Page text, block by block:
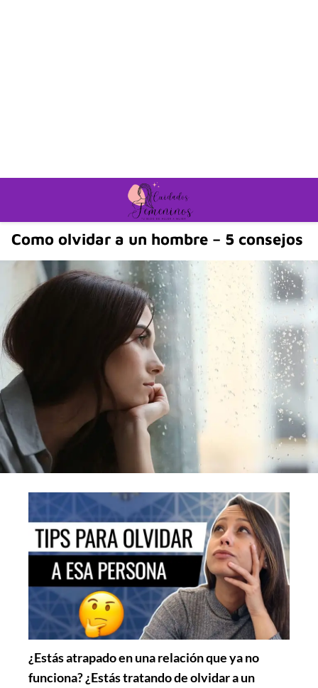
Como olvidar a un hombre – 5 consejos
¿Estás atrapado en una relación que ya no
funciona? ¿Estás tratando de olvidar a un